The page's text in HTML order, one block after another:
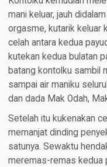
mani keluar, jauh
orgasme, kutarik keluar
celah antara kedua
kutekan kedua bulatan
batang kontolku sambil
sampai air maniku
dan dada Mak Odah,
Setelah itu kukenakan
memanjat dinding
satunya. Sewaktu
meremas-remas kedua